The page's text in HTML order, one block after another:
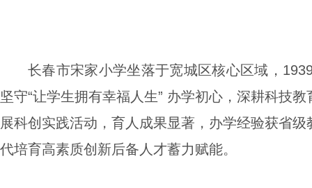
长春市宋家小学坐落于宽城区核心区域，
坚守“让学生拥有幸福人生” 办学初心，深耕科技
展科创实践活动，育人成果显著，办学经验获省
代培育高素质创新后备人才蓄力赋能。